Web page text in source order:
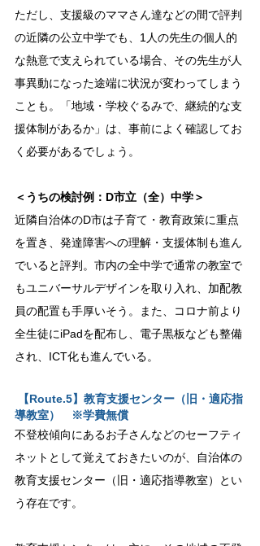
ただし、支援級のママさん達などの間で評判
の近隣の公立中学でも、1人の先生の個人的
な熱意で支えられている場合、その先生が人
事異動になった途端に状況が変わってしまう
ことも。「地域・学校ぐるみで、継続的な支
援体制があるか」は、事前によく確認してお
く必要があるでしょう。
＜うちの検討例：D市立（全）中学＞
近隣自治体のD市は子育て・教育政策に重点
を置き、発達障害への理解・支援体制も進ん
でいると評判。市内の全中学で通常の教室で
もユニバーサルデザインを取り入れ、加配教
員の配置も手厚いそう。また、コロナ前より
全生徒にiPadを配布し、電子黒板なども整備
され、ICT化も進んでいる。
【Route.5】教育支援センター（旧・適応指
導教室）　※学費無償
不登校傾向にあるお子さんなどのセーフティ
ネットとして覚えておきたいのが、自治体の
教育支援センター（旧・適応指導教室）とい
う存在です。